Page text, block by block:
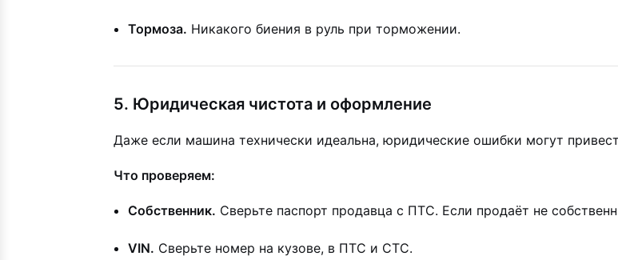
Тормоза. Никакого биения в руль при торможении.
5. Юридическая чистота и оформление
Даже если машина технически идеальна, юридические ошибки могут
Что проверяем:
Собственник. Сверьте паспорт продавца с ПТС. Если продаёт не
VIN. Сверьте номер на кузове, в ПТС и СТС.